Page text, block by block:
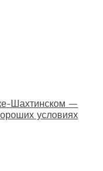
Шахтинском —
условиях